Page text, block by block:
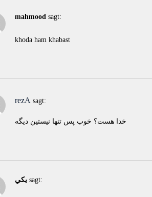
mahmood sagt:
khoda ham khabast
rezA sagt:
خدا هست؟ خوب پس تنها نيستين ديگه
يكي sagt: